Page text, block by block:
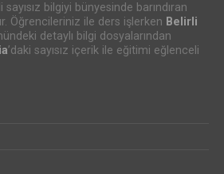
bilgiyi bünyesinde barındıran
Öğrencileriniz ile ders işlerken Belirli
detaylı bilgi dosyalarından
’daki sayısız içerik ile eğitimi eğlenceli